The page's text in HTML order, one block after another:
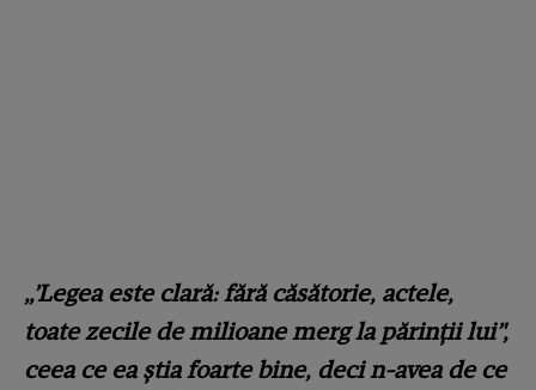
„’Legea este clară: fără căsătorie, actele,
toate zecile de milioane merg la părinții lui’',
ceea ce ea știa foarte bine, deci n-avea de ce